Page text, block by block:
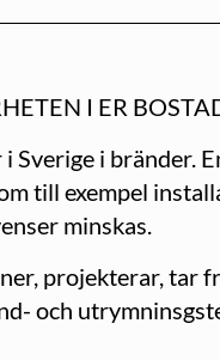
I ER
Sverige i bränder.
till exempel
minskas.
projekterar, tar
och